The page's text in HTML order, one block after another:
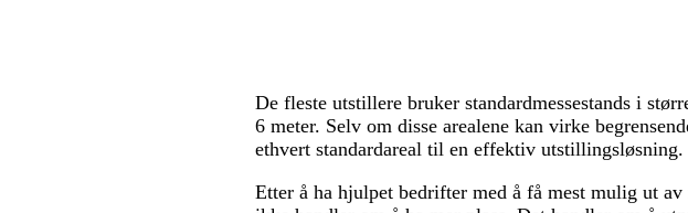
De fleste utstillere bruker standardmessestands i
6 meter. Selv om disse arealene kan virke
ethvert standardareal til en effektiv utstillingsløsning.
Etter å ha hjulpet bedrifter med å få mest mulig ut